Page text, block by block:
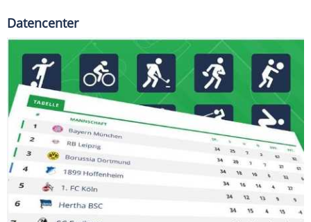
Datencenter